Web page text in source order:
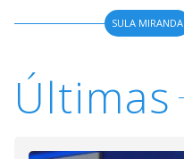
SULA MIRANDA
Últimas